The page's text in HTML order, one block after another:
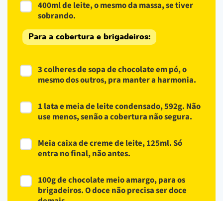
400ml de leite, o mesmo da massa, se tiver
sobrando.
Para a cobertura e brigadeiros:
3 colheres de sopa de chocolate em pó, o
mesmo dos outros, pra manter a harmonia.
1 lata e meia de leite condensado, 592g. Não
use menos, senão a cobertura não segura.
Meia caixa de creme de leite, 125ml. Só
entra no final, não antes.
100g de chocolate meio amargo, para os
brigadeiros. O doce não precisa ser doce